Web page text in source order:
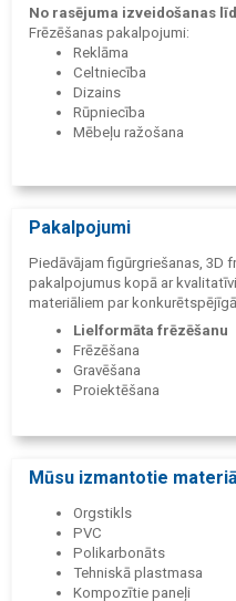
No rasējuma izveidošanas
Frēzēšanas pakalpojumi:
Reklāma
Celtniecība
Dizains
Rūpniecība
Mēbeļu ražošana
darba virsmu 2050 х 3050
Pakalpojumi
Piedāvājam figūrgriešanas, 3D
pakalpojumus kopā ar
materiāliem par
Lielformāta frēzēšanu
Frēzēšana
Gravēšana
Projektēšana
Mūsu izmantotie
Orgstikls
PVC
Polikarbonāts
Tehniskā plastmasa
Kompozītie paneļi